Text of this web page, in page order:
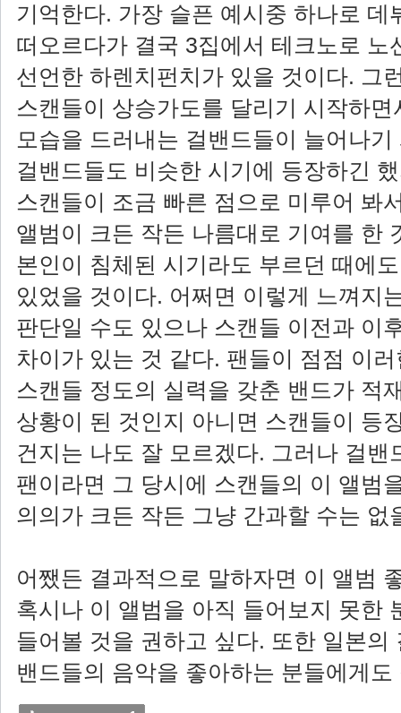
기억한다. 가장 슬픈 예시중 하나로 데
떠오르다가 결국 3집에서 테크노로 노
선언한 하렌치펀치가 있을 것이다. 그
스캔들이 상승가도를 달리기 시작하
모습을 드러내는 걸밴드들이 늘어나
걸밴드들도 비슷한 시기에 등장하긴
스캔들이 조금 빠른 점으로 미루어 봐
앨범이 크든 작든 나름대로 기여를 한
본인이 침체된 시기라도 부르던 때에
있었을 것이다. 어쩌면 이렇게 느껴지
판단일 수도 있으나 스캔들 이전과 이
차이가 있는 것 같다. 팬들이 점점 이
스캔들 정도의 실력을 갖춘 밴드가 적
상황이 된 것인지 아니면 스캔들이 등
건지는 나도 잘 모르겠다. 그러나 걸밴
팬이라면 그 당시에 스캔들의 이 앨범
의의가 크든 작든 그냥 간과할 수는 없
어쨌든 결과적으로 말하자면 이 앨범
혹시나 이 앨범을 아직 들어보지 못한
들어볼 것을 권하고 싶다. 또한 일본의
밴드들의 음악을 좋아하는 분들에게